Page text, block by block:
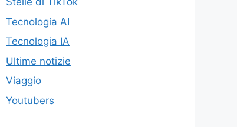
Tecnologia AI
Tecnologia IA
Ultime notizie
Viaggio
Youtubers